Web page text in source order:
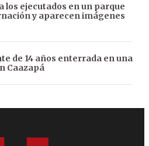
los ejecutados en un parque
y aparecen imágenes
de 14 años enterrada en una
Caazapá